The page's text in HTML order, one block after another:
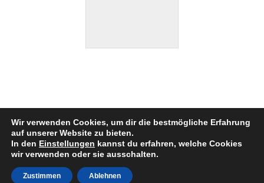
IMPRESSUM/DATENSCHUTZ
© 2022 TIB KANU HASELHORST DKV Vereins-Nr.: 03-
Wir verwenden Cookies, um dir die bestmögliche Erfahrung
auf unserer Website zu bieten.
In den Einstellungen kannst du erfahren, welche Cookies
wir verwenden oder sie ausschalten.
Zustimmen Ablehnen